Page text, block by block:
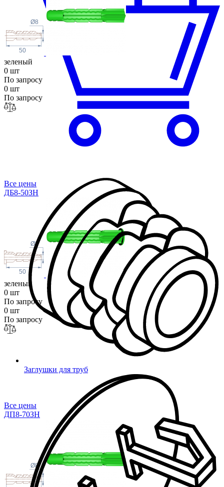
Заглушки для труб
50
Ø8
зеленый
0 шт
По запросу
0 шт
По запросу
Все цены
ДБ8-50ЗН
Ø8
50
зеленый
0 шт
По запросу
0 шт
По запросу
Все цены
ДП8-70ЗН
Ø8